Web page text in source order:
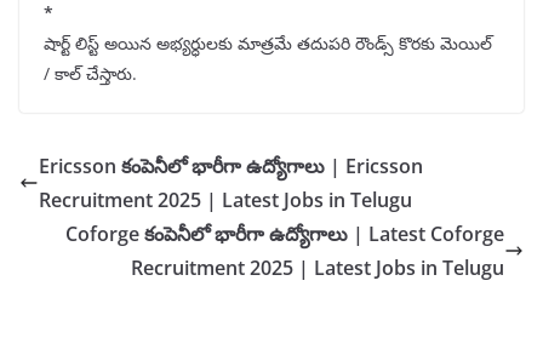
*
షార్ట్ లిస్ట్ అయిన అభ్యర్ధులకు మాత్రమే తదుపరి రౌండ్స్ కొరకు మెయిల్
/ కాల్ చేస్తారు.
Ericsson కంపెనీలో భారీగా ఉద్యోగాలు | Ericsson
Recruitment 2025 | Latest Jobs in Telugu
Coforge కంపెనీలో భారీగా ఉద్యోగాలు | Latest Coforge
Recruitment 2025 | Latest Jobs in Telugu